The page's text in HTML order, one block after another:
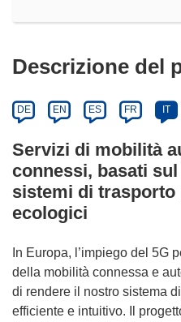
Descrizione del
DE EN ES FR IT
Servizi di mobilità
connessi, basati
sistemi di trasporto
ecologici
In Europa, l’impiego del 5G
della mobilità connessa e
di rendere il nostro sistema
efficiente e intuitivo. Il